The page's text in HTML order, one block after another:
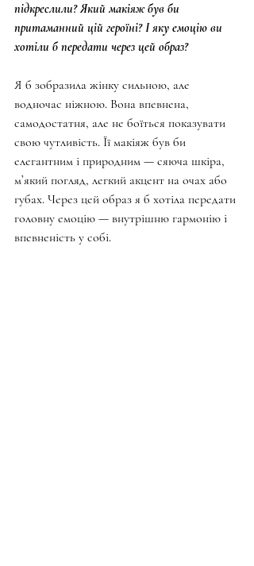
підкреслили? Який макіяж був би
притаманний цій героїні? І яку емоцію ви
хотіли б передати через цей образ?
Я б зобразила жінку сильною, але
водночас ніжною. Вона впевнена,
самодостатня, але не боїться показувати
свою чутливість. Її макіяж був би
елегантним і природним — сяюча шкіра,
м’який погляд, легкий акцент на очах або
губах. Через цей образ я б хотіла передати
головну емоцію — внутрішню гармонію і
впевненість у собі.